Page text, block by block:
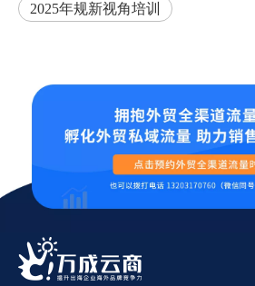
2025年规新视角培训